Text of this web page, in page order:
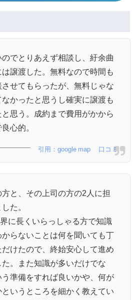
でとりあえず相談し、紆余曲
譲渡した。無料なので時間も
せてもらったが、無料じゃな
かったと思うし確実に譲渡も
思う。成約まで費用がかから
心的。
引用：google map 口コミ
と、その上司の方の2人に担
た。
に長くいらっしゃる方で知識
からないことは何を聞いても丁
けたので、終始安心して進め
。また知識が多いだけでな
う準備をすれば良いかや、何が
いうところを細かく教えてい